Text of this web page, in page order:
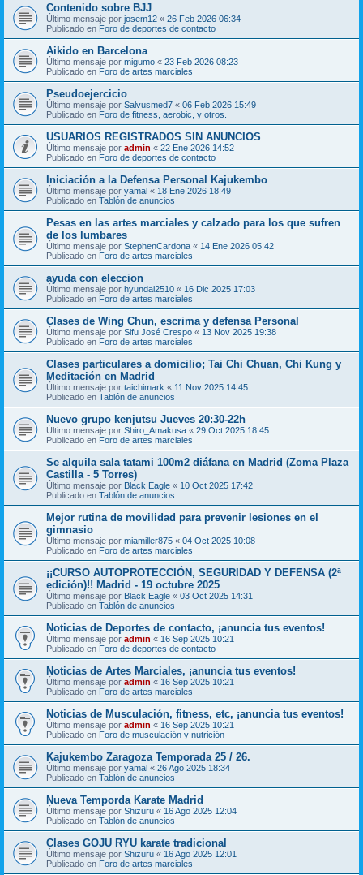
Contenido sobre BJJ
Último mensaje por josem12 « 26 Feb 2026 06:34
Publicado en Foro de deportes de contacto
Aikido en Barcelona
Último mensaje por migumo « 23 Feb 2026 08:23
Publicado en Foro de artes marciales
Pseudoejercicio
Último mensaje por Salvusmed7 « 06 Feb 2026 15:49
Publicado en Foro de fitness, aerobic, y otros.
USUARIOS REGISTRADOS SIN ANUNCIOS
Último mensaje por admin « 22 Ene 2026 14:52
Publicado en Foro de deportes de contacto
Iniciación a la Defensa Personal Kajukembo
Último mensaje por yamal « 18 Ene 2026 18:49
Publicado en Tablón de anuncios
Pesas en las artes marciales y calzado para los que sufren
de los lumbares
Último mensaje por StephenCardona « 14 Ene 2026 05:42
Publicado en Foro de artes marciales
ayuda con eleccion
Último mensaje por hyundai2510 « 16 Dic 2025 17:03
Publicado en Foro de artes marciales
Clases de Wing Chun, escrima y defensa Personal
Último mensaje por Sifu José Crespo « 13 Nov 2025 19:38
Publicado en Foro de artes marciales
Clases particulares a domicilio; Tai Chi Chuan, Chi Kung y
Meditación en Madrid
Último mensaje por taichimark « 11 Nov 2025 14:45
Publicado en Tablón de anuncios
Nuevo grupo kenjutsu Jueves 20:30-22h
Último mensaje por Shiro_Amakusa « 29 Oct 2025 18:45
Publicado en Foro de artes marciales
Se alquila sala tatami 100m2 diáfana en Madrid (Zoma Plaza
Castilla - 5 Torres)
Último mensaje por Black Eagle « 10 Oct 2025 17:42
Publicado en Tablón de anuncios
Mejor rutina de movilidad para prevenir lesiones en el
gimnasio
Último mensaje por miamiller875 « 04 Oct 2025 10:08
Publicado en Foro de artes marciales
¡¡CURSO AUTOPROTECCIÓN, SEGURIDAD Y DEFENSA (2ª
edición)!! Madrid - 19 octubre 2025
Último mensaje por Black Eagle « 03 Oct 2025 14:31
Publicado en Tablón de anuncios
Noticias de Deportes de contacto, ¡anuncia tus eventos!
Último mensaje por admin « 16 Sep 2025 10:21
Publicado en Foro de deportes de contacto
Noticias de Artes Marciales, ¡anuncia tus eventos!
Último mensaje por admin « 16 Sep 2025 10:21
Publicado en Foro de artes marciales
Noticias de Musculación, fitness, etc, ¡anuncia tus eventos!
Último mensaje por admin « 16 Sep 2025 10:21
Publicado en Foro de musculación y nutrición
Kajukembo Zaragoza Temporada 25 / 26.
Último mensaje por yamal « 26 Ago 2025 18:34
Publicado en Tablón de anuncios
Nueva Temporda Karate Madrid
Último mensaje por Shizuru « 16 Ago 2025 12:04
Publicado en Tablón de anuncios
Clases GOJU RYU karate tradicional
Último mensaje por Shizuru « 16 Ago 2025 12:01
Publicado en Foro de artes marciales